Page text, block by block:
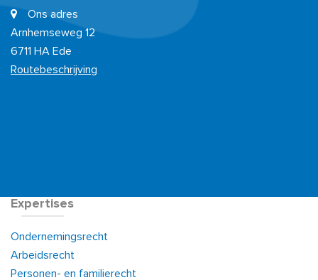
Ons adres
Arnhemseweg 12
6711 HA Ede
Routebeschrijving
Expertises
Ondernemingsrecht
Arbeidsrecht
Personen- en familierecht